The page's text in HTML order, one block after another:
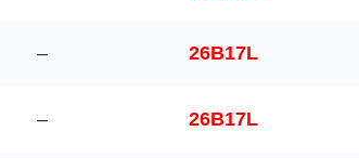
– 26B17L
– 26B17L